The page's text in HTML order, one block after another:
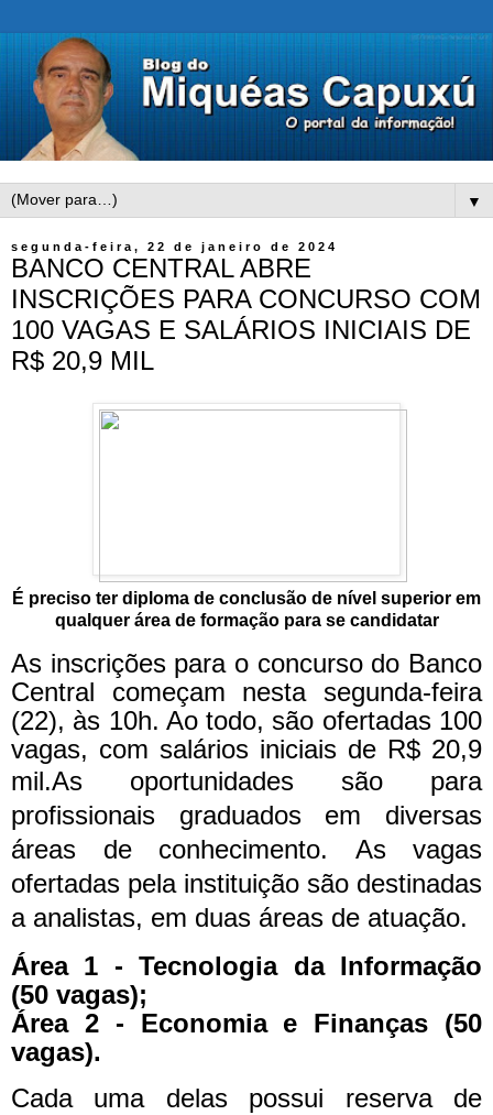
▼
segunda-feira, 22 de janeiro de 2024
BANCO CENTRAL ABRE
INSCRIÇÕES PARA CONCURSO COM
100 VAGAS E SALÁRIOS INICIAIS DE
R$ 20,9 MIL
É preciso ter diploma de conclusão de nível superior em
qualquer área de formação para se candidatar
As inscrições para o concurso do Banco
Central começam nesta segunda-feira
(22), às 10h. Ao todo, são ofertadas 100
vagas, com salários iniciais de R$ 20,9
mil.As oportunidades são para
profissionais graduados em diversas
áreas de conhecimento. As vagas
ofertadas pela instituição são destinadas
a analistas, em duas áreas de atuação.
Área 1 - Tecnologia da Informação
(50 vagas);
Área 2 - Economia e Finanças (50
vagas).
Cada uma delas possui reserva de